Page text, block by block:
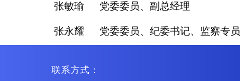
张敏瑜 党委委员、副总经理
张永耀 党委委员、纪委书记、监察专员
联系方式：